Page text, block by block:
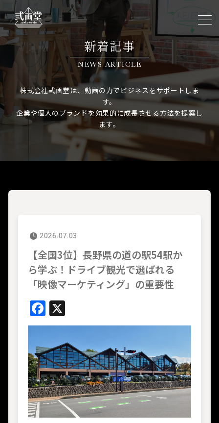
新着記事
NEWS ARTICLE
株式会社弎画堂は、動画の力でビジネスをサポートしま
す。
企業や個人のブランドを効果的に成長させる方法を提案し
ます。
2026.07.03
【全国3位】長野県の道の駅54駅か
ら学ぶ！ ドライブ観光で選ばれる
「映像マーケティング」の重要性
Facebook
X